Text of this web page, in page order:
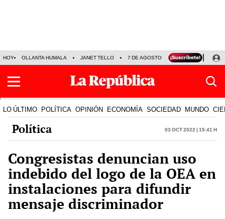
HOY OLLANTA HUMALA JANET TELLO 7 DE AGOSTO TINKA RESULTADOS
LO ÚLTIMO POLÍTICA OPINIÓN ECONOMÍA SOCIEDAD MUNDO
Política 03 Oct 2022 | 15:41 h
Congresistas denuncian uso
indebido del logo de la OEA en
instalaciones para difundir
mensaje discriminador